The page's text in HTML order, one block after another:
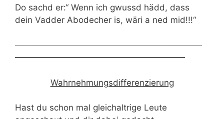
Do sachd er:“ Wenn ich gwussd hädd, dass
dein Vadder Abodecher is, wäri a ned mid!!!“
——————————————————————
————————————————————
Wahrnehmungsdifferenzierung
Hast du schon mal gleichaltrige Leute